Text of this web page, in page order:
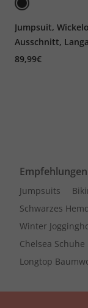
Jumpsuit,
Ausschnitt,
89,99€
Empfehlungen
Jumpsuits
Schwarzes Hemd
Winter
Chelsea Schuhe
Longtop